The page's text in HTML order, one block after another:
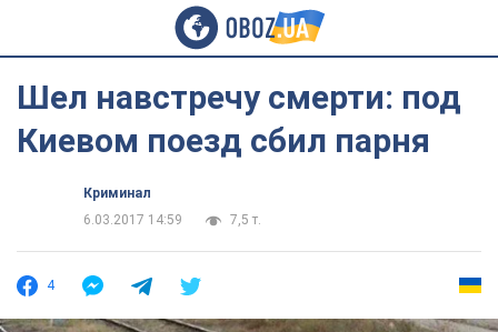
Шел навстречу смерти: под
Киевом поезд сбил парня
Криминал
6.03.2017 14:59
7,5 т.
4